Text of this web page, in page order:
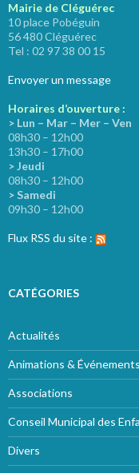
Mairie de Cléguérec
10 place Pobéguin
56 480 Cléguérec
Tel : 02 97 38 00 15
Envoyer un message
Horaires d’ouverture :
> Lun – Mar – Mer – Ven
08h30 – 12h00
13h30 – 17h00
> Jeudi
08h30 – 12h00
> Samedi
09h30 – 12h00
Flux RSS du site :
CATÉGORIES
Actualités
Animations & Événements
Associations
Conseil Municipal des
Divers